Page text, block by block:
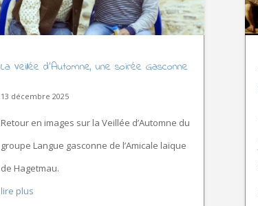
La Veillée d’Automne, une soirée Gasconne
13 décembre 2025
Retour en images sur la Veillée d’Automne du
groupe Langue gasconne de l’Amicale laïque
de Hagetmau.
lire plus